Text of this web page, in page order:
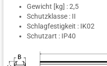
Gewicht [kg] : 2,5
Schutzklasse : II
Schlagfestigkeit : IK02
Schutzart : IP40